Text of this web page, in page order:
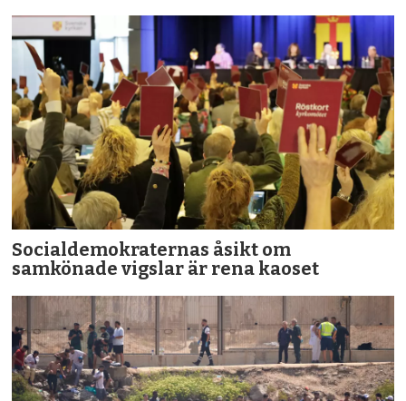
Socialdemokraternas åsikt om
samkönade vigslar är rena kaoset